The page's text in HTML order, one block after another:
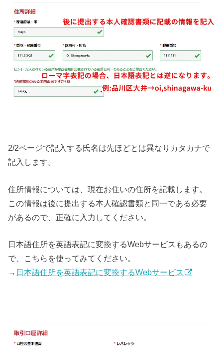
2/2ページで記入する氏名は先ほどとは異なりカタカナで
記入します。
住所情報については、現在お住いの住所を記載します。
この情報は後に提出する本人確認書類と同一である必要
があるので、正確に入力してください。
日本語住所を英語表記に変換するWebサービスもあるの
で、こちらを使ってみてください。
→ 日本語住所を英語表記に変換するWebサービス